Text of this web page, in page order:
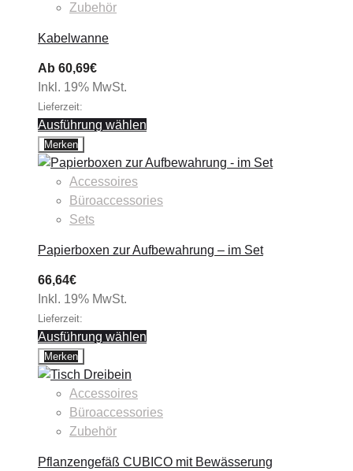
Zubehör
Kabelwanne
Ab 60,69€
Inkl. 19% MwSt.
Lieferzeit:
Ausführung wählen
Merken
Accessoires
Büroaccessories
Sets
Papierboxen zur Aufbewahrung – im Set
66,64€
Inkl. 19% MwSt.
Lieferzeit:
Ausführung wählen
Merken
Accessoires
Büroaccessories
Zubehör
Pflanzengefäß CUBICO mit Bewässerung